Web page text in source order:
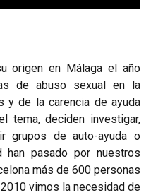
origen en Málaga el año
de abuso sexual en la
y de la carencia de ayuda
tema, deciden investigar,
grupos de auto-ayuda o
han pasado por nuestros
más de 600 personas
vimos la necesidad de